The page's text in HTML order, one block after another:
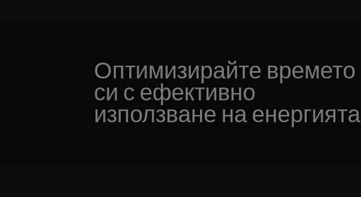
Оптимизирайте времето
си с ефективно
използване на енергията